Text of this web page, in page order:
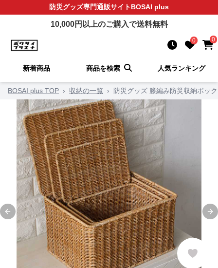
防災グッズ専門通販サイトBOSAI plus
10,000円以上のご購入で送料無料
0 0
新着商品 商品を検索 人気ランキング
BOSAI plus TOP › 収納の一覧 › 防災グッズ 籐編み防災収納ボッ
Previous slide